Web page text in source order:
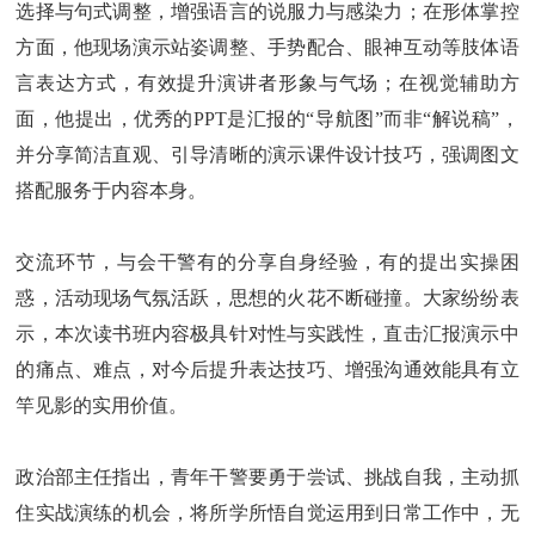
选择与句式调整，增强语言的说服力与感染力；在形体掌控
方面，他现场演示站姿调整、手势配合、眼神互动等肢体语
言表达方式，有效提升演讲者形象与气场；在视觉辅助方
面，他提出，优秀的PPT是汇报的“导航图”而非“解说稿”，
并分享简洁直观、引导清晰的演示课件设计技巧，强调图文
搭配服务于内容本身。
交流环节，与会干警有的分享自身经验，有的提出实操困
惑，活动现场气氛活跃，思想的火花不断碰撞。大家纷纷表
示，本次读书班内容极具针对性与实践性，直击汇报演示中
的痛点、难点，对今后提升表达技巧、增强沟通效能具有立
竿见影的实用价值。
政治部主任指出，青年干警要勇于尝试、挑战自我，主动抓
住实战演练的机会，将所学所悟自觉运用到日常工作中，无